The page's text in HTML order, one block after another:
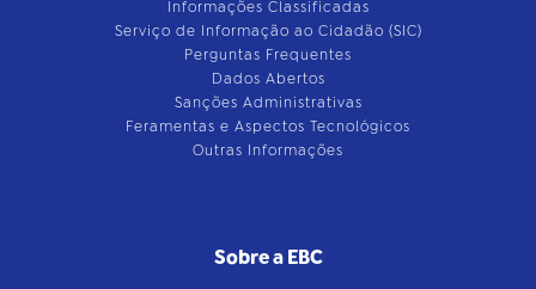
Informações Classificadas
Serviço de Informação ao Cidadão (SIC)
Perguntas Frequentes
Dados Abertos
Sanções Administrativas
Feramentas e Aspectos Tecnológicos
Outras Informações
Sobre a EBC